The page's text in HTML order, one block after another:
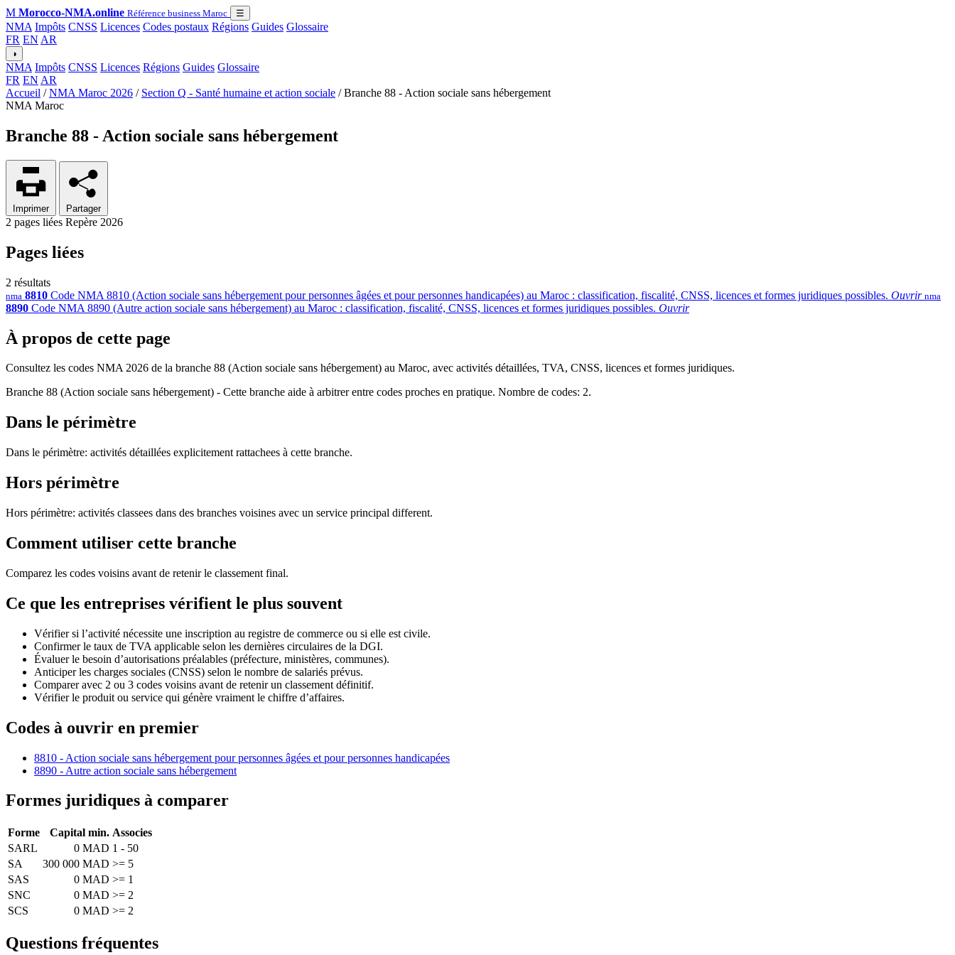
M Morocco-NMA.online Référence business Maroc ☰
NMA Impôts CNSS Licences Codes postaux Régions Guides Glossaire
FR EN AR
◑
NMA Impôts CNSS Licences Régions Guides Glossaire
FR EN AR
Accueil / NMA Maroc 2026 / Section Q - Santé humaine et action sociale / Branche 88 - Action sociale sans hébergement
NMA Maroc
Branche 88 - Action sociale sans hébergement
Imprimer Partager
2 pages liées Repère 2026
Pages liées
2 résultats
nma 8810 Code NMA 8810 (Action sociale sans hébergement pour personnes âgées et pour personnes handicapées) au Maroc : classification, fiscalité, CNSS, licences et formes juridiques possibles. Ouvrir nma
8890 Code NMA 8890 (Autre action sociale sans hébergement) au Maroc : classification, fiscalité, CNSS, licences et formes juridiques possibles. Ouvrir
À propos de cette page
Consultez les codes NMA 2026 de la branche 88 (Action sociale sans hébergement) au Maroc, avec activités détaillées, TVA, CNSS, licences et formes juridiques.
Branche 88 (Action sociale sans hébergement) - Cette branche aide à arbitrer entre codes proches en pratique. Nombre de codes: 2.
Dans le périmètre
Dans le périmètre: activités détaillées explicitement rattachees à cette branche.
Hors périmètre
Hors périmètre: activités classees dans des branches voisines avec un service principal different.
Comment utiliser cette branche
Comparez les codes voisins avant de retenir le classement final.
Ce que les entreprises vérifient le plus souvent
Vérifier si l’activité nécessite une inscription au registre de commerce ou si elle est civile.
Confirmer le taux de TVA applicable selon les dernières circulaires de la DGI.
Évaluer le besoin d’autorisations préalables (préfecture, ministères, communes).
Anticiper les charges sociales (CNSS) selon le nombre de salariés prévus.
Comparer avec 2 ou 3 codes voisins avant de retenir un classement définitif.
Vérifier le produit ou service qui génère vraiment le chiffre d’affaires.
Codes à ouvrir en premier
8810 - Action sociale sans hébergement pour personnes âgées et pour personnes handicapées
8890 - Autre action sociale sans hébergement
Formes juridiques à comparer
Forme Capital min. Associes
SARL
0 MAD 1 - 50
SA
300 000 MAD >= 5
SAS
0 MAD >= 1
SNC
0 MAD >= 2
SCS
0 MAD >= 2
Questions fréquentes